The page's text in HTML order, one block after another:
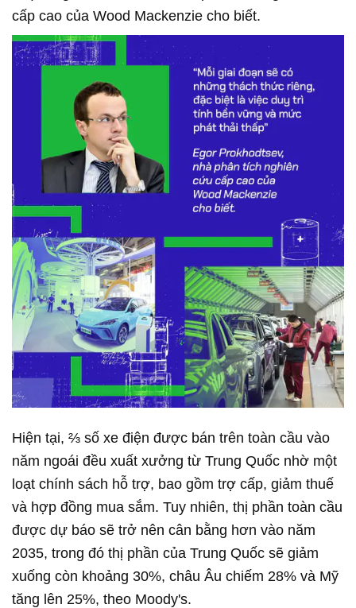
cấp cao của Wood Mackenzie cho biết.
Hiện tại, ⅔ số xe điện được bán trên toàn cầu vào
năm ngoái đều xuất xưởng từ Trung Quốc nhờ một
loạt chính sách hỗ trợ, bao gồm trợ cấp, giảm thuế
và hợp đồng mua sắm. Tuy nhiên, thị phần toàn cầu
được dự báo sẽ trở nên cân bằng hơn vào năm
2035, trong đó thị phần của Trung Quốc sẽ giảm
xuống còn khoảng 30%, châu Âu chiếm 28% và Mỹ
tăng lên 25%, theo Moody's.